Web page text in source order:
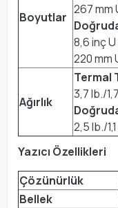
Boyutlar
267 mm
8,6 inç
220 mm
Ağırlık
Termal
3,7 lb./
2,5 lb./
Yazıcı Özellikleri
Çözünürlük
Bellek